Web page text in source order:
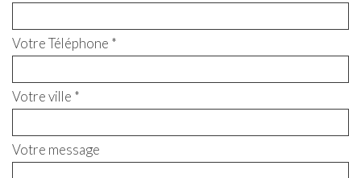
Votre Téléphone *
Votre ville *
Votre message